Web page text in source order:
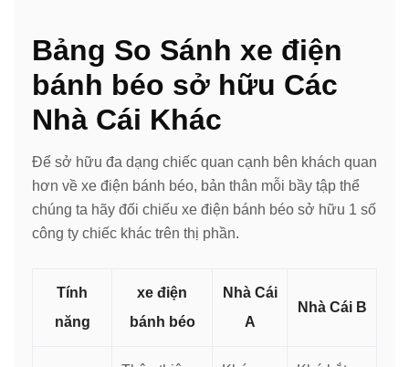
Bảng So Sánh xe điện
bánh béo sở hữu Các
Nhà Cái Khác
Để sở hữu đa dạng chiếc quan cạnh bên khách quan
hơn về xe điện bánh béo, bản thân mỗi bầy tập thể
chúng ta hãy đối chiếu xe điện bánh béo sở hữu 1 số
công ty chiếc khác trên thị phần.
Tính
năng
xe điện
bánh béo
Nhà Cái
A
Nhà Cái B